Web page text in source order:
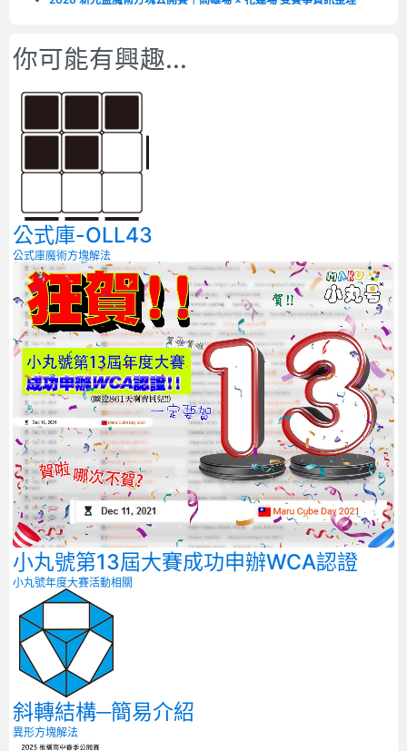
你可能有興趣...
公式庫-OLL43
公式庫魔術方塊解法
小丸號第13屆大賽成功申辦WCA認證
小丸號年度大賽活動相關
斜轉結構─簡易介紹
異形方塊解法